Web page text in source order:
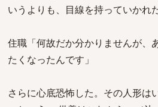
いうよりも、目線を持っていかれた
住職「何故だか分かりませんが、
たくなったんです」
さらに心底恐怖した。その人形は